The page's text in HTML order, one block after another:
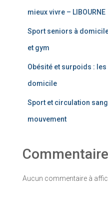
mieux vivre – LIBOURNE
Sport seniors à
et gym
Obésité et surpoids :
domicile
Sport et circulation
mouvement
Aucun commentaire à